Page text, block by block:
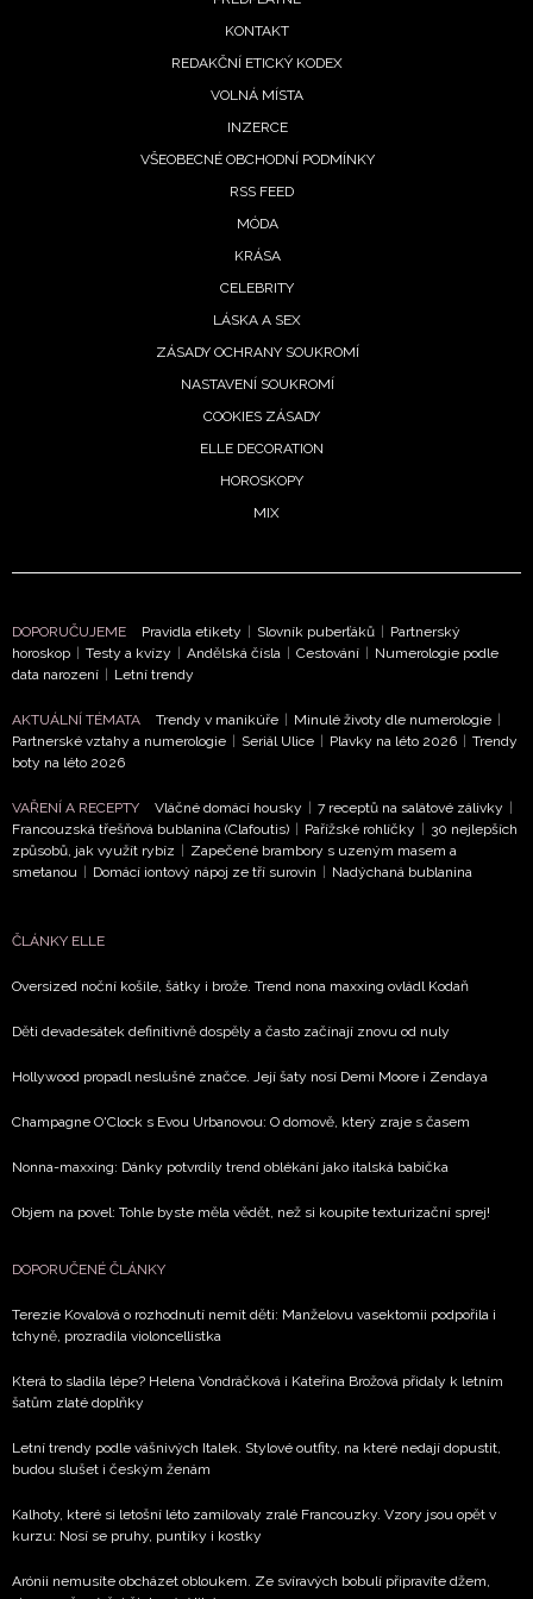
KONTAKT
REDAKČNÍ ETICKÝ KODEX
VOLNÁ MÍSTA
INZERCE
VŠEOBECNÉ OBCHODNÍ PODMÍNKY
RSS FEED
MÓDA
KRÁSA
CELEBRITY
LÁSKA A SEX
ZÁSADY OCHRANY SOUKROMÍ
NASTAVENÍ SOUKROMÍ
COOKIES ZÁSADY
ELLE DECORATION
HOROSKOPY
MIX
DOPORUČUJEME Pravidla etikety | Slovník puberťáků | Partnerský
horoskop | Testy a kvízy | Andělská čísla | Cestování | Numerologie podle
data narození | Letní trendy
AKTUÁLNÍ TÉMATA Trendy v manikúře | Minulé životy dle numerologie |
Partnerské vztahy a numerologie | Seriál Ulice | Plavky na léto 2026 | Trendy
boty na léto 2026
VAŘENÍ A RECEPTY Vláčné domácí housky | 7 receptů na salátové zálivky |
Francouzská třešňová bublanina (Clafoutis) | Pařížské rohlíčky | 30 nejlepších
způsobů, jak využít rybíz | Zapečené brambory s uzeným masem a
smetanou | Domácí iontový nápoj ze tří surovin | Nadýchaná bublanina
ČLÁNKY ELLE
Oversized noční košile, šátky i brože. Trend nona maxxing ovládl Kodaň
Děti devadesátek definitivně dospěly a často začínají znovu od nuly
Hollywood propadl neslušné značce. Její šaty nosí Demi Moore i Zendaya
Champagne O'Clock s Evou Urbanovou: O domově, který zraje s časem
Nonna-maxxing: Dánky potvrdily trend oblékání jako italská babička
Objem na povel: Tohle byste měla vědět, než si koupíte texturizační sprej!
DOPORUČENÉ ČLÁNKY
Terezie Kovalová o rozhodnutí nemít děti: Manželovu vasektomii podpořila i
tchyně, prozradila violoncellistka
Která to sladila lépe? Helena Vondráčková i Kateřina Brožová přidaly k letním
šatům zlaté doplňky
Letní trendy podle vášnivých Italek. Stylové outfity, na které nedají dopustit,
budou slušet i českým ženám
Kalhoty, které si letošní léto zamilovaly zralé Francouzky. Vzory jsou opět v
kurzu: Nosí se pruhy, puntíky i kostky
Arónii nemusíte obcházet obloukem. Ze svíravých bobulí připravíte džem,